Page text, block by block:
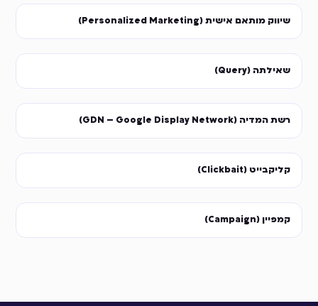
שיווק מותאם אישית (Personalized Marketing)
שאילתה (Query)
רשת המדיה (GDN – Google Display Network)
קליקבייט (Clickbait)
קמפיין (Campaign)